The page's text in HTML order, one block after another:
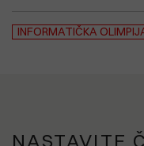
INFORMATIČKA
NASTAVITE